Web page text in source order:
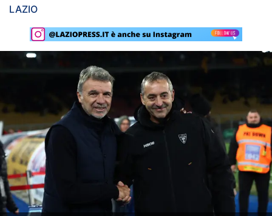
Calcio
Champions League
Europa League
Altri Sport
Formula 1
Tennis
LAZIO